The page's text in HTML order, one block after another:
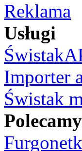
Reklama
Usługi
Importer
Świstak
Polecamy